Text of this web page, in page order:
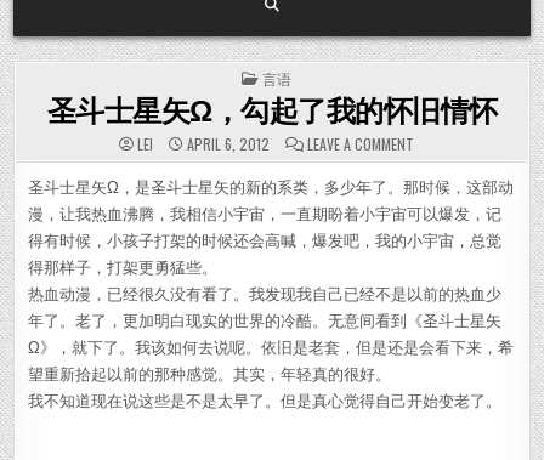
POSTED IN
言语
圣斗士星矢Ω，勾起了我的怀旧情怀
LEI APRIL 6, 2012 LEAVE A COMMENTON 圣斗士星矢Ω，
圣斗士星矢Ω，是圣斗士星矢的新的系类，多少年了。那时候，这部动
漫，让我热血沸腾，我相信小宇宙，一直期盼着小宇宙可以爆发，记
得有时候，小孩子打架的时候还会高喊，爆发吧，我的小宇宙，总觉
得那样子，打架更勇猛些。
热血动漫，已经很久没有看了。我发现我自己已经不是以前的热血少
年了。老了，更加明白现实的世界的冷酷。无意间看到《圣斗士星矢
Ω》，就下了。我该如何去说呢。依旧是老套，但是还是会看下来，希
望重新拾起以前的那种感觉。其实，年轻真的很好。
我不知道现在说这些是不是太早了。但是真心觉得自己开始变老了。